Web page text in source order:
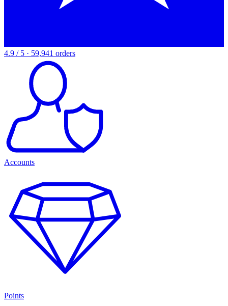
4.9 / 5 · 59,941 orders
Accounts
Points